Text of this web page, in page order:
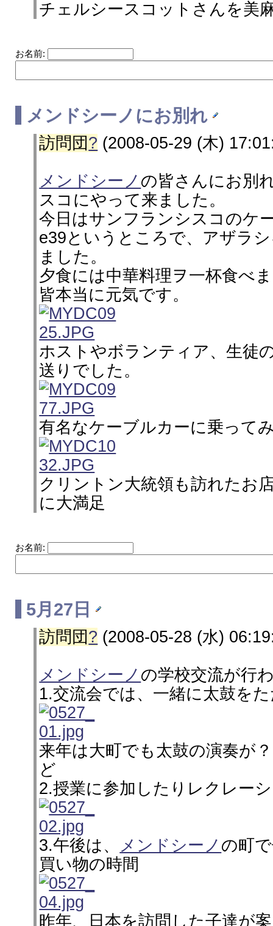
チェルシースコットさんを美
お名前:
メンドシーノ にお別れ
訪問団 ? (2008-05-29 (木)
メンドシーノ の皆さんにお別
スコにやって来ました。
今日はサンフランシスコのケ
e39というところで、アザラ
ました。
夕食には中華料理ヲ一杯食べ
皆本当に元気です。
ホストやボランティア、生徒
送りでした。
有名なケーブルカーに乗って
クリントン大統領も訪れたお
に大満足
お名前:
5月27日
訪問団 ? (2008-05-28 (水)
メンドシーノ の学校交流が行
1.交流会では、一緒に太鼓を
来年は大町でも太鼓の演奏が
ど
2.授業に参加したりレクレー
3.午後は、 メンドシーノ の町
買い物の時間
昨年、日本を訪問した子達が